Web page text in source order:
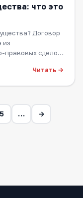
что это
Договор
из
правовых сделок,
Читать →
5 … →